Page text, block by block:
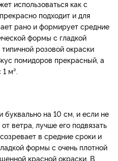
использоваться как с
подходит и для
рано и формирует средние
формы с гладкой
розовой окраски
помидоров прекрасный, а
м².
на 10 см, и если не
ветра, лучше его подвязать
в средние сроки и
формы с очень плотной
красной окраски. В